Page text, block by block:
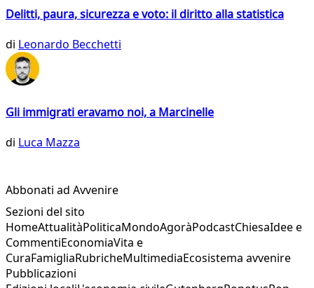
Delitti, paura, sicurezza e voto: il diritto alla statistica
di Leonardo Becchetti
Gli immigrati eravamo noi, a Marcinelle
di Luca Mazza
Abbonati ad Avvenire
Sezioni del sito
HomeAttualitàPoliticaMondoAgoràPodcastChiesaIdee e
CommentiEconomiaVita e
CuraFamigliaRubricheMultimediaEcosistema avvenire
Pubblicazioni